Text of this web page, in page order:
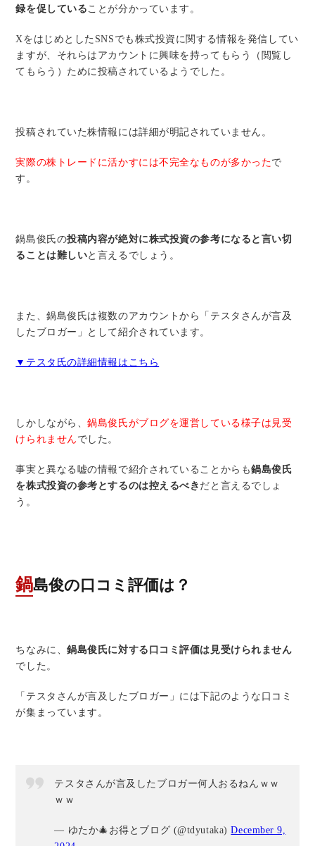
録を促していることが分かっています。
XをはじめとしたSNSでも株式投資に関する情報を発信してい
ますが、それらはアカウントに興味を持ってもらう（閲覧し
てもらう）ために投稿されているようでした。
投稿されていた株情報には詳細が明記されていません。
実際の株トレードに活かすには不完全なものが多かったで
す。
鍋島俊氏の投稿内容が絶対に株式投資の参考になると言い切
ることは難しいと言えるでしょう。
また、鍋島俊氏は複数のアカウントから「テスタさんが言及
したブロガー」として紹介されています。
▼テスタ氏の詳細情報はこちら
しかしながら、鍋島俊氏がブログを運営している様子は見受
けられません でした。
事実と異なる嘘の情報で紹介されていることからも鍋島俊氏
を株式投資の参考とするのは控えるべき だと言えるでしょ
う。
鍋島俊の口コミ評価は？
ちなみに、鍋島俊氏に対する口コミ評価は見受けられません
でした。
「テスタさんが言及したブロガー」には下記のような口コミ
が集まっています。
テスタさんが言及したブロガー何人おるねんｗｗ
ｗｗ
— ゆたか🎄お得とブログ (@tdyutaka)December 9,